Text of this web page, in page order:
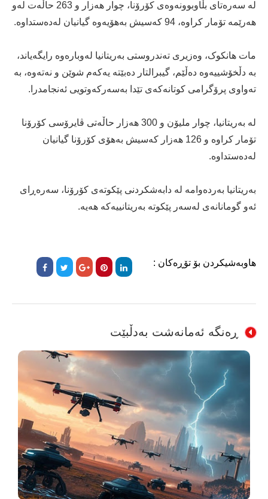
لە سەرەتای بڵاوبوونەوەی کۆرۆنا، چوار هەزار و 263 حاڵەت لەو
هەرێمە تۆمار کراوە، 94 کەسیش بەهۆیەوە گیانیان لەدەستداوە.
مات هانکوک، وەزیری تەندروستی بەریتانیا لەوبارەوە رایگەیاند،
بە دڵخۆشییەوە دەڵێم، گیبرالتار دەبێتە یەکەم شوێن و نەتەوە، بە
تەواوی پرۆگرامی کوتانەکەی تێدا بەسەرکەوتویی ئەنجامدرا.
لە بەریتانیا، چوار ملیۆن و 300 هەزار حاڵەتی ڤایرۆسی کۆرۆنا
تۆمار کراوە و 126 هەزار کەسیش بەهۆی کۆرۆنا گیانیان
لەدەستداوە.
بەریتانیا بەردەوامە لە دابەشکردنی پێکوتەی کۆرۆنا، سەرەڕای
ئەو گومانانەی لەسەر پێکوتە بەریتانییەکە هەیە.
هاوبەشیکردن بۆ تۆڕەکان :
ڕەنگە ئەمانەشت بەدڵبێت